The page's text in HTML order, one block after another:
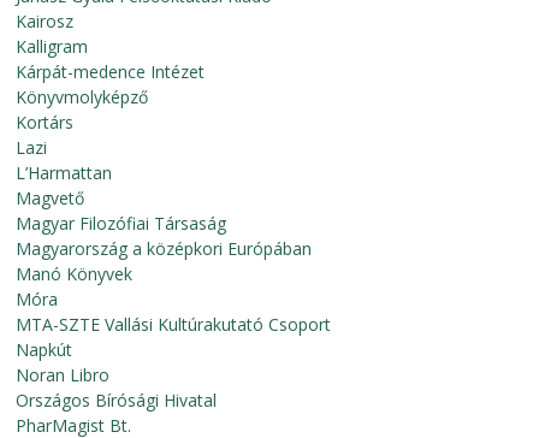
Kairosz
Kalligram
Kárpát-medence Intézet
Könyvmolyképző
Kortárs
Lazi
L’Harmattan
Magvető
Magyar Filozófiai Társaság
Magyarország a középkori Európában
Manó Könyvek
Móra
MTA-SZTE Vallási Kultúrakutató Csoport
Napkút
Noran Libro
Országos Bírósági Hivatal
PharMagist Bt.